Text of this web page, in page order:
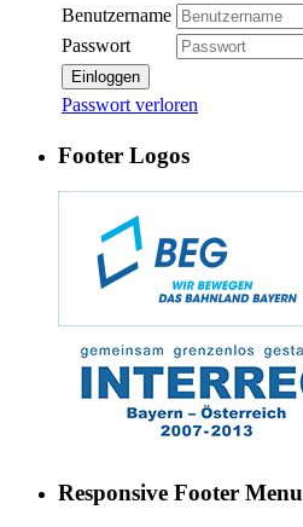
Benutzername
Passwort
Einloggen
Passwort verloren
Footer Logos
Responsive Footer Menu